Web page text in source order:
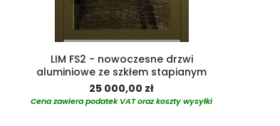
LIM FS2 - nowoczesne drzwi
aluminiowe ze szkłem stapianym
25 000,00 zł
Cena zawiera podatek VAT oraz koszty wysyłki